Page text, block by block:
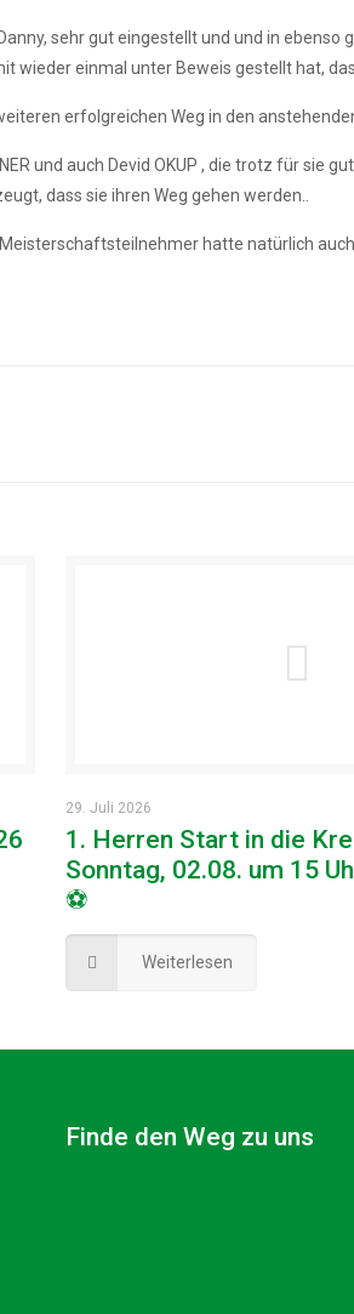
sehr gut eingestellt und und in
wieder einmal unter Beweis gestellt hat,
erfolgreichen Weg in den
und auch Devid OKUP , die trotz für
dass sie ihren Weg gehen werden..
hatte natürlich
29. Juli 2026
1. Herren Start in die
Sonntag, 02.08. um 15
⚽
Weiterlesen
Finde den Weg zu uns